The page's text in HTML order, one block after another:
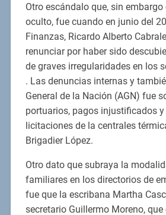
Otro escándalo que, sin
oculto, fue cuando en junio del
Finanzas, Ricardo Alberto
renunciar por haber sido
de graves irregularidades en los
. Las denuncias internas y
General de la Nación (AGN) fue
portuarios, pagos injustificados
licitaciones de la centrales
Brigadier López.
Otro dato que subraya la
familiares en los directorios de
fue que la escribana Martha
secretario Guillermo Moreno, que